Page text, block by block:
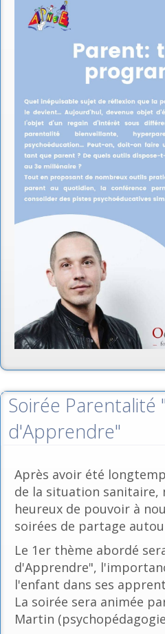
Soirée Parentalité
d'Apprendre"
Après avoir été
de la situation sanitaire,
heureux de pouvoir à
soirées de partage
Le 1er thème abordé
d'Apprendre",
l'enfant dans ses
La soirée sera animée
Martin